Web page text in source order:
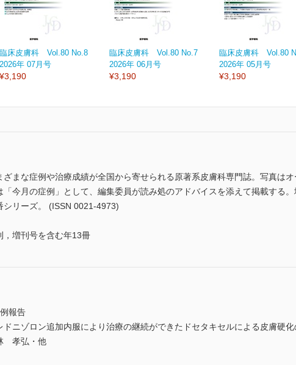
臨床皮膚科 Vol.80 No.8
2026年 07月号
¥3,190
臨床皮膚科 Vol.80 No.7
2026年 06月号
¥3,190
臨床皮膚科 Vol.80
2026年 05月号
¥3,190
ざまな症例や治療成績が全国から寄せられる原著系皮膚科専門誌。写真は
「今月の症例」として、編集委員が読み処のアドバイスを添えて掲載する
シリーズ。 (ISSN 0021-4973)
，増刊号を含む年13冊
報告
ドニゾロン追加内服により治療の継続ができたドセタキセルによる皮膚硬化
孝弘・他